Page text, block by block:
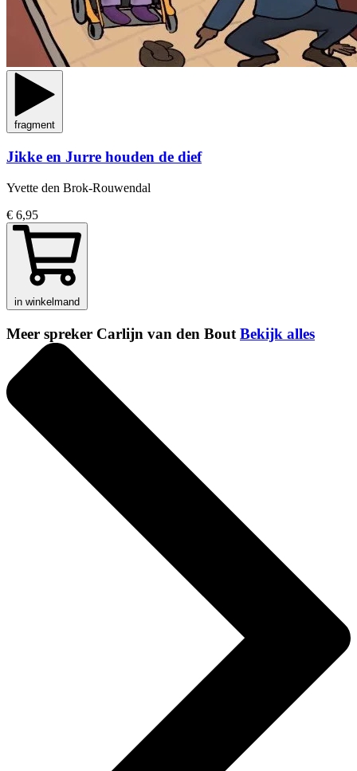
fragment
Jikke en Jurre houden de dief
Yvette den Brok-Rouwendal
€ 6,95
in winkelmand
Meer spreker Carlijn van den Bout Bekijk alles